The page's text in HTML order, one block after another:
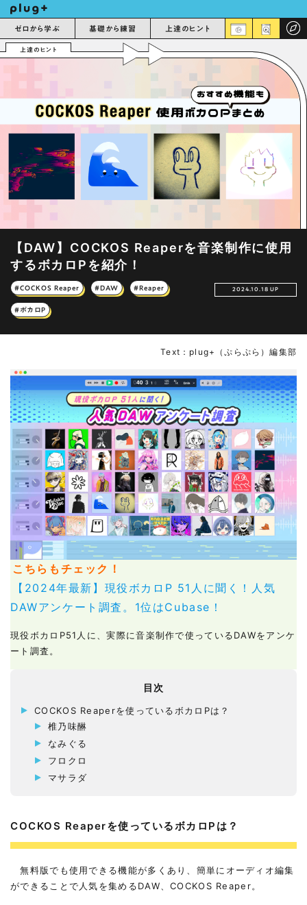
ゼロから学ぶ 基礎から練習 上達のヒント
上達のヒント
【DAW】COCKOS Reaperを音楽制作に使用
するボカロPを紹介！
#COCKOS Reaper #DAW #Reaper
#ボカロP
2024.10.18 UP
Text：plug+（ぷらぷら）編集部
こちらもチェック！
【2024年最新】現役ボカロP 51人に聞く！人気
DAWアンケート調査。1位はCubase！
現役ボカロP51人に、実際に音楽制作で使っているDAWをアンケ
ート調査。
目次
COCKOS Reaperを使っているボカロPは？
椎乃味醂
なみぐる
フロクロ
マサラダ
COCKOS Reaperを使っているボカロPは？
無料版でも使用できる機能が多くあり、簡単にオーディオ編集
ができることで人気を集めるDAW、COCKOS Reaper。